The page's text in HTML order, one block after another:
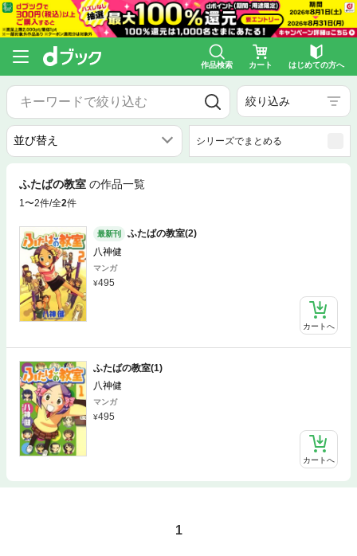
作品検索 カート はじめての方へ
絞り込み
シリーズでまとめる
ふたばの教室 の作品一覧
1〜2件/全2件
最新刊
ふたばの教室(2)
八神健
マンガ
495
カートへ
ふたばの教室(1)
八神健
マンガ
495
カートへ
1